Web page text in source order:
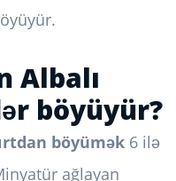
Albalı
böyüyür?
böyümək 6 ilə
ağlayan